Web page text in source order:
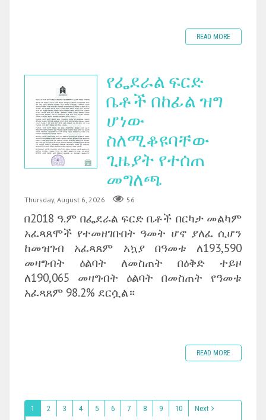
READ MORE
የፌደራል ፍርድ
ቤቶች በከፊል ዝግ
ሆነው
ስለሚቆዩባቸው
ጊዜያት የተሰጠ
መግለጫ
Thursday, August 6, 2026 56
በ2018 ዓ.ም በፌደራል ፍርድ ቤቶች በርካታ መልካም
አፈጻጸሞች የተመዘገቡበት ዓመት ሆኖ ያለፈ ሲሆን
ከመዝገብ አፈጻጸም አኳያ በዓመቱ ለ193,590
መዛግብት ዕልባት ለመስጠት በዕቅድ ተይዞ
ለ190,065 መዛግብት ዕልባት በመስጠት የዓመቱ
አፈጻጸም 98.2% ደርሷል።
READ MORE
1 2 3 4 5 6 7 8 9 10 Next